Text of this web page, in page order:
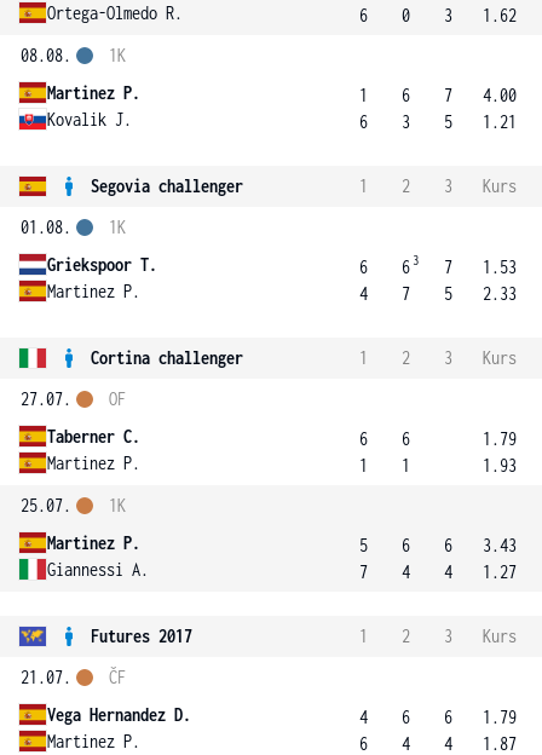
Ortega-Olmedo R.
6
0
3
1.62
08.08.
Martinez P.
Kovalik J.
1K
1
6
6
3
7
5
4.00
1.21
Segovia challenger 1 2 3
Kurs
01.08.
Griekspoor T.
Martinez P.
1K
6
4
6 3
7
7
5
1.53
2.33
Cortina challenger 1 2 3
Kurs
27.07.
Taberner C.
Martinez P.
OF
6
1
6
1
1.79
1.93
25.07.
Martinez P.
Giannessi A.
1K
5
7
6
4
6
4
3.43
1.27
Futures 2017 1 2 3
Kurs
21.07.
Vega Hernandez D.
Martinez P.
ČF
4
6
6
4
6
4
1.79
1.87